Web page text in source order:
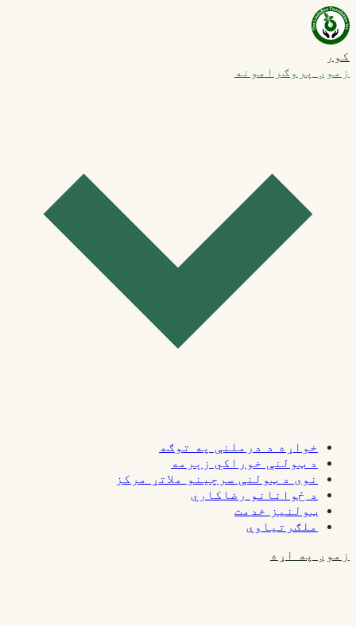
کور
زموږ پروګرامونه
خواړه د درملنې په توګه
د ټولنې خوراکي زېرمه
نوی د ټولنې سرچینو ملاتړ مرکز
د ځوانانو رضاکاري
ټولنیز خدمت
ملګرتیاوې
زموږ په اړه